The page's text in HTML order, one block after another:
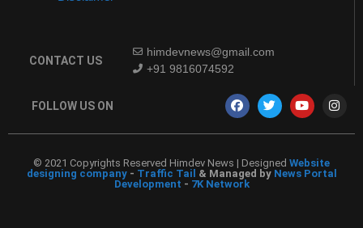
CONTACT US
himdevnews@gmail.com
+91 9816074592
FOLLOW US ON
© 2021 Copyrights Reserved Himdev News | Designed Website
designing company- Traffic Tail & Managed by News Portal
Development - 7K Network